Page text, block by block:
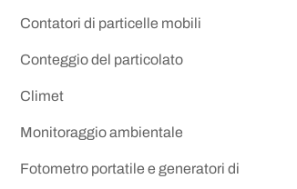
Contatori di particelle mobili
Conteggio del particolato
Climet
Monitoraggio ambientale
Fotometro portatile e generatori di